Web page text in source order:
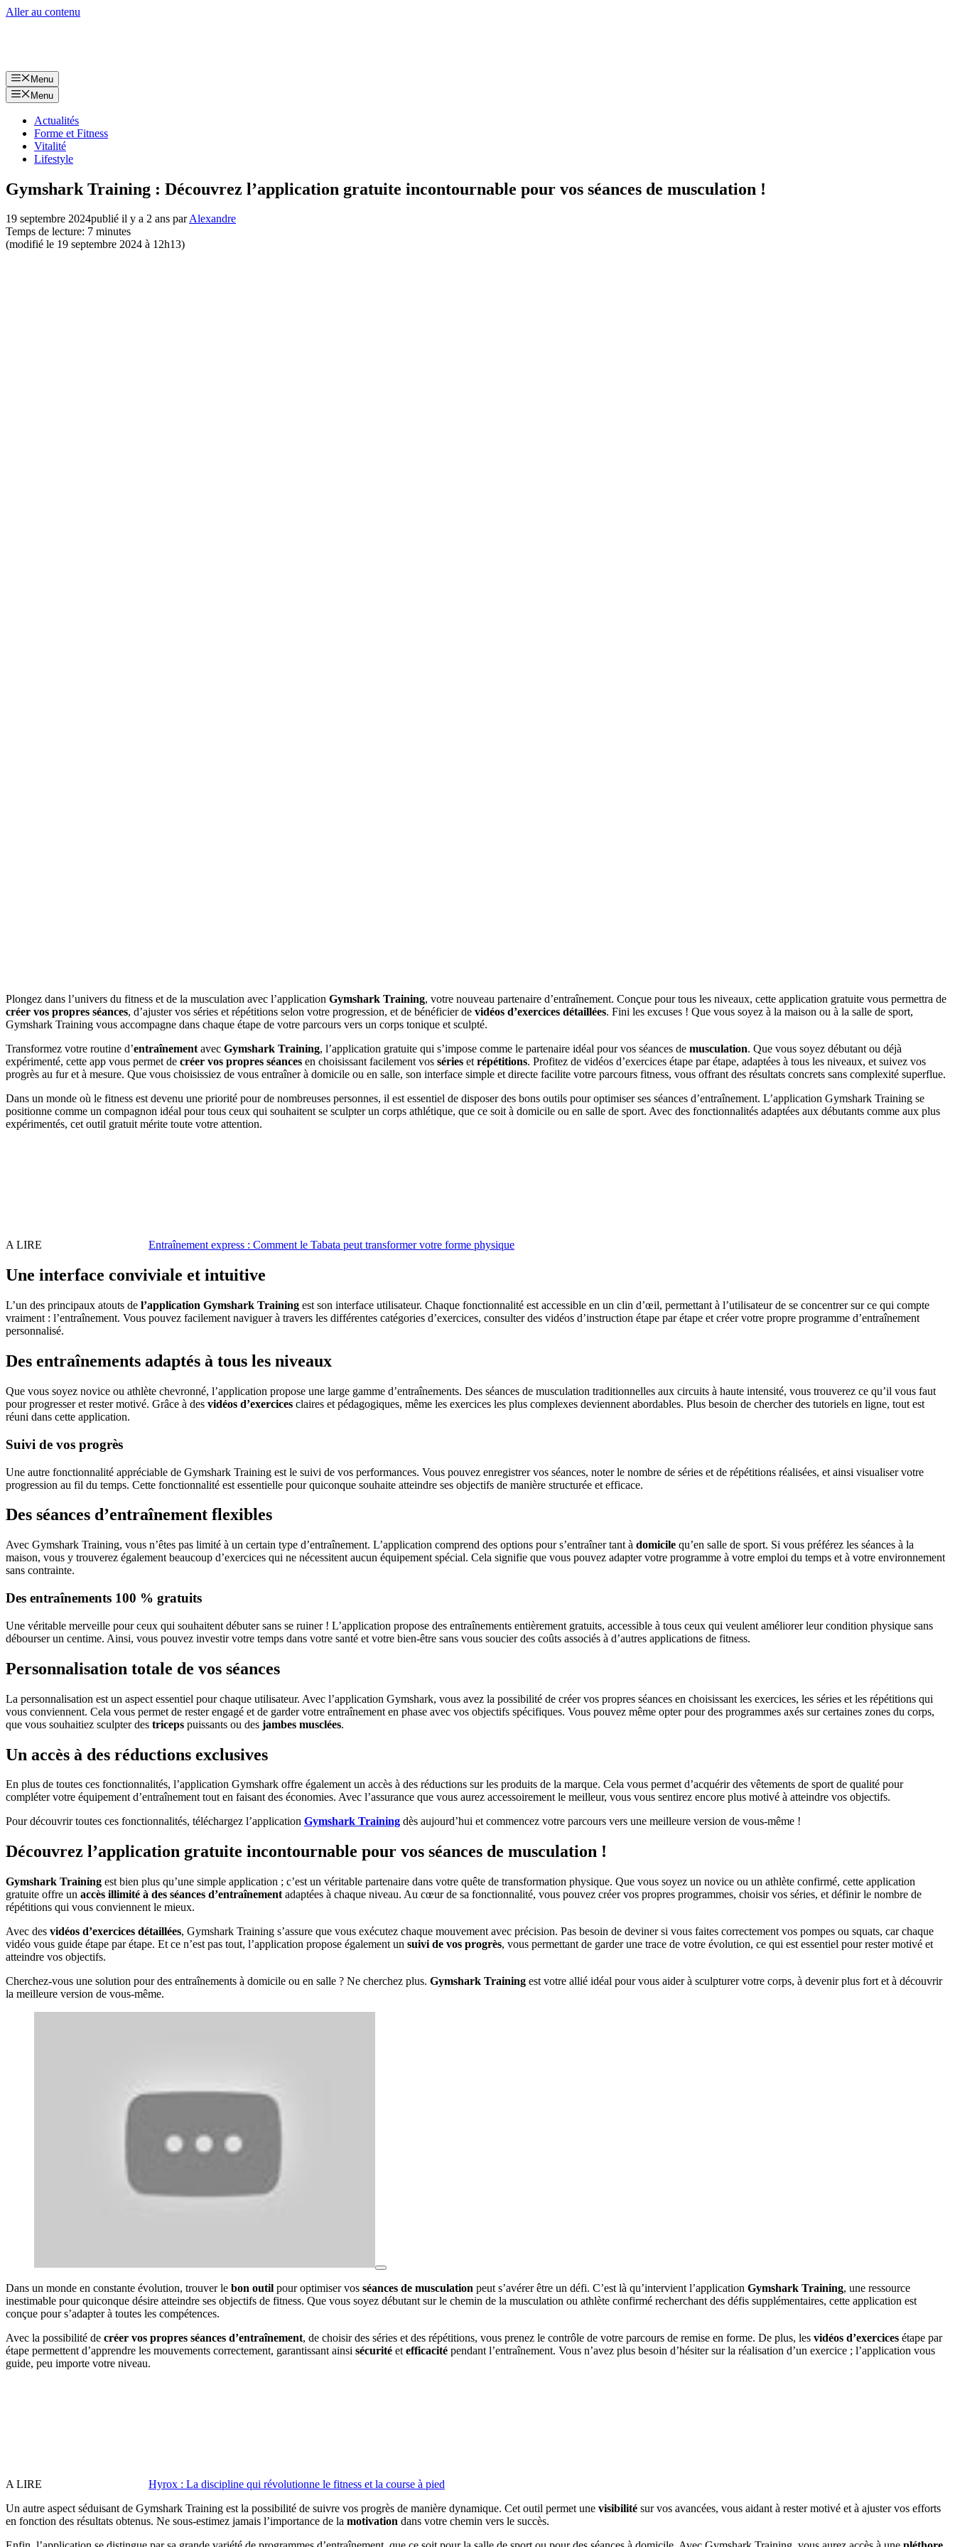
Aller au contenu
Menu
Menu
Actualités
Forme et Fitness
Vitalité
Lifestyle
Gymshark Training : Découvrez l’application gratuite incontournable pour vos séances de musculation !
19 septembre 2024publié il y a 2 ans parAlexandre
Temps de lecture: 7 minutes
(modifié le 19 septembre 2024 à 12h13)
Plongez dans l’univers du fitness et de la musculation avec l’application Gymshark Training, votre nouveau partenaire d’entraînement. Conçue pour tous les niveaux, cette application gratuite vous permettra de
créer vos propres séances, d’ajuster vos séries et répétitions selon votre progression, et de bénéficier de vidéos d’exercices détaillées. Fini les excuses ! Que vous soyez à la maison ou à la salle de sport,
Gymshark Training vous accompagne dans chaque étape de votre parcours vers un corps tonique et sculpté.
Transformez votre routine d’entraînementavec Gymshark Training, l’application gratuite qui s’impose comme le partenaire idéal pour vos séances de musculation. Que vous soyez débutant ou déjà
expérimenté, cette app vous permet de créer vos propres séances en choisissant facilement vos séries etrépétitions. Profitez de vidéos d’exercices étape par étape, adaptées à tous les niveaux, et suivez vos
progrès au fur et à mesure. Que vous choisissiez de vous entraîner à domicile ou en salle, son interface simple et directe facilite votre parcours fitness, vous offrant des résultats concrets sans complexité superflue.
Dans un monde où le fitness est devenu une priorité pour de nombreuses personnes, il est essentiel de disposer des bons outils pour optimiser ses séances d’entraînement. L’application Gymshark Training se
positionne comme un compagnon idéal pour tous ceux qui souhaitent se sculpter un corps athlétique, que ce soit à domicile ou en salle de sport. Avec des fonctionnalités adaptées aux débutants comme aux plus
expérimentés, cet outil gratuit mérite toute votre attention.
A LIRE Entraînement express : Comment le Tabata peut transformer votre forme physique
Une interface conviviale et intuitive
L’un des principaux atouts de l’application Gymshark Training est son interface utilisateur. Chaque fonctionnalité est accessible en un clin d’œil, permettant à l’utilisateur de se concentrer sur ce qui compte
vraiment : l’entraînement. Vous pouvez facilement naviguer à travers les différentes catégories d’exercices, consulter des vidéos d’instruction étape par étape et créer votre propre programme d’entraînement
personnalisé.
Des entraînements adaptés à tous les niveaux
Que vous soyez novice ou athlète chevronné, l’application propose une large gamme d’entraînements. Des séances de musculation traditionnelles aux circuits à haute intensité, vous trouverez ce qu’il vous faut
pour progresser et rester motivé. Grâce à des vidéos d’exercices claires et pédagogiques, même les exercices les plus complexes deviennent abordables. Plus besoin de chercher des tutoriels en ligne, tout est
réuni dans cette application.
Suivi de vos progrès
Une autre fonctionnalité appréciable de Gymshark Training est le suivi de vos performances. Vous pouvez enregistrer vos séances, noter le nombre de séries et de répétitions réalisées, et ainsi visualiser votre
progression au fil du temps. Cette fonctionnalité est essentielle pour quiconque souhaite atteindre ses objectifs de manière structurée et efficace.
Des séances d’entraînement flexibles
Avec Gymshark Training, vous n’êtes pas limité à un certain type d’entraînement. L’application comprend des options pour s’entraîner tant à domicile qu’en salle de sport. Si vous préférez les séances à la
maison, vous y trouverez également beaucoup d’exercices qui ne nécessitent aucun équipement spécial. Cela signifie que vous pouvez adapter votre programme à votre emploi du temps et à votre environnement
sans contrainte.
Des entraînements 100 % gratuits
Une véritable merveille pour ceux qui souhaitent débuter sans se ruiner ! L’application propose des entraînements entièrement gratuits, accessible à tous ceux qui veulent améliorer leur condition physique sans
débourser un centime. Ainsi, vous pouvez investir votre temps dans votre santé et votre bien-être sans vous soucier des coûts associés à d’autres applications de fitness.
Personnalisation totale de vos séances
La personnalisation est un aspect essentiel pour chaque utilisateur. Avec l’application Gymshark, vous avez la possibilité de créer vos propres séances en choisissant les exercices, les séries et les répétitions qui
vous conviennent. Cela vous permet de rester engagé et de garder votre entraînement en phase avec vos objectifs spécifiques. Vous pouvez même opter pour des programmes axés sur certaines zones du corps,
que vous souhaitiez sculpter des triceps puissants ou des jambes musclées.
Un accès à des réductions exclusives
En plus de toutes ces fonctionnalités, l’application Gymshark offre également un accès à des réductions sur les produits de la marque. Cela vous permet d’acquérir des vêtements de sport de qualité pour
compléter votre équipement d’entraînement tout en faisant des économies. Avec l’assurance que vous aurez accessoirement le meilleur, vous vous sentirez encore plus motivé à atteindre vos objectifs.
Pour découvrir toutes ces fonctionnalités, téléchargez l’application Gymshark Training dès aujourd’hui et commencez votre parcours vers une meilleure version de vous-même !
Découvrez l’application gratuite incontournable pour vos séances de musculation !
Gymshark Training est bien plus qu’une simple application ; c’est un véritable partenaire dans votre quête de transformation physique. Que vous soyez un novice ou un athlète confirmé, cette application
gratuite offre un accès illimité à des séances d’entraînement adaptées à chaque niveau. Au cœur de sa fonctionnalité, vous pouvez créer vos propres programmes, choisir vos séries, et définir le nombre de
répétitions qui vous conviennent le mieux.
Avec des vidéos d’exercices détaillées, Gymshark Training s’assure que vous exécutez chaque mouvement avec précision. Pas besoin de deviner si vous faites correctement vos pompes ou squats, car chaque
vidéo vous guide étape par étape. Et ce n’est pas tout, l’application propose également un suivi de vos progrès, vous permettant de garder une trace de votre évolution, ce qui est essentiel pour rester motivé et
atteindre vos objectifs.
Cherchez-vous une solution pour des entraînements à domicile ou en salle ? Ne cherchez plus. Gymshark Training est votre allié idéal pour vous aider à sculpturer votre corps, à devenir plus fort et à découvrir
la meilleure version de vous-même.
Dans un monde en constante évolution, trouver le bon outil pour optimiser vos séances de musculation peut s’avérer être un défi. C’est là qu’intervient l’application Gymshark Training, une ressource
inestimable pour quiconque désire atteindre ses objectifs de fitness. Que vous soyez débutant sur le chemin de la musculation ou athlète confirmé recherchant des défis supplémentaires, cette application est
conçue pour s’adapter à toutes les compétences.
Avec la possibilité de créer vos propres séances d’entraînement, de choisir des séries et des répétitions, vous prenez le contrôle de votre parcours de remise en forme. De plus, les vidéos d’exercices étape par
étape permettent d’apprendre les mouvements correctement, garantissant ainsi sécurité et efficacité pendant l’entraînement. Vous n’avez plus besoin d’hésiter sur la réalisation d’un exercice ; l’application vous
guide, peu importe votre niveau.
A LIRE
Hyrox : La discipline qui révolutionne le fitness et la course à pied
Un autre aspect séduisant de Gymshark Training est la possibilité de suivre vos progrès de manière dynamique. Cet outil permet une visibilité sur vos avancées, vous aidant à rester motivé et à ajuster vos efforts
en fonction des résultats obtenus. Ne sous-estimez jamais l’importance de la motivation dans votre chemin vers le succès.